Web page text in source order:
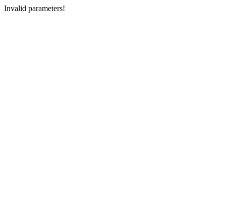
Invalid parameters!